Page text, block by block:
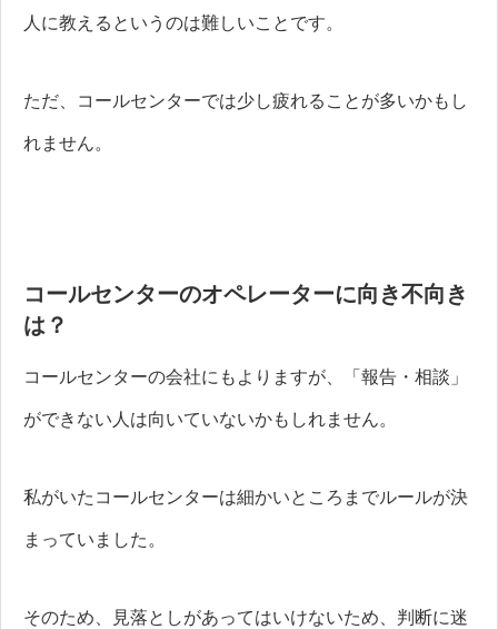
人に教えるというのは難しいことです。
ただ、コールセンターでは少し疲れることが多いかもし
れません。
コールセンターのオペレーターに向き不向き
は？
コールセンターの会社にもよりますが、「報告・相談」
ができない人は向いていないかもしれません。
私がいたコールセンターは細かいところまでルールが決
まっていました。
そのため、見落としがあってはいけないため、判断に迷